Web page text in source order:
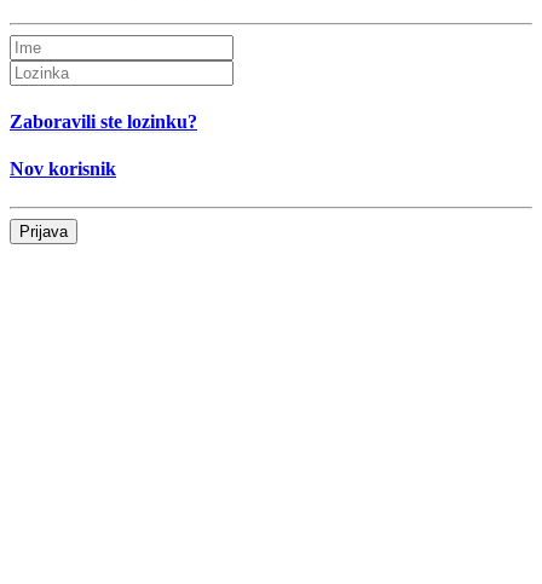
Zaboravili ste lozinku?
Nov korisnik